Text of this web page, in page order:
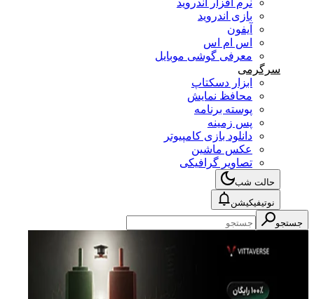
نرم افزار اندروید
بازی اندروید
آیفون
اس ام اس
معرفی گوشی موبایل
سرگرمی
ابزار دسکتاپ
محافظ نمایش
پوسته برنامه
پس زمینه
دانلود بازی کامپیوتر
عکس ماشین
تصاویر گرافیکی
حالت شب
نوتیفیکیشن
جستجو